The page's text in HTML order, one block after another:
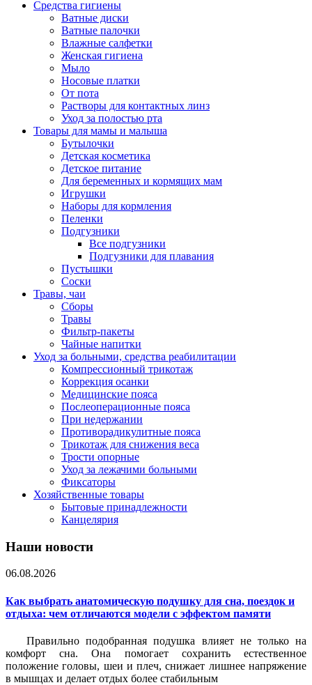
Средства гигиены
Ватные диски
Ватные палочки
Влажные салфетки
Женская гигиена
Мыло
Носовые платки
От пота
Растворы для контактных линз
Уход за полостью рта
Товары для мамы и малыша
Бутылочки
Детская косметика
Детское питание
Для беременных и кормящих мам
Игрушки
Наборы для кормления
Пеленки
Подгузники
Все подгузники
Подгузники для плавания
Пустышки
Соски
Травы, чаи
Сборы
Травы
Фильтр-пакеты
Чайные напитки
Уход за больными, средства реабилитации
Компрессионный трикотаж
Коррекция осанки
Медицинские пояса
Послеоперационные пояса
При недержании
Противорадикулитные пояса
Трикотаж для снижения веса
Трости опорные
Уход за лежачими больными
Фиксаторы
Хозяйственные товары
Бытовые принадлежности
Канцелярия
Наши новости
06.08.2026
Как выбрать анатомическую подушку для сна, поездок и
отдыха: чем отличаются модели с эффектом памяти
Правильно подобранная подушка влияет не только на
комфорт сна. Она помогает сохранить естественное
положение головы, шеи и плеч, снижает лишнее напряжение
в мышцах и делает отдых более стабильным